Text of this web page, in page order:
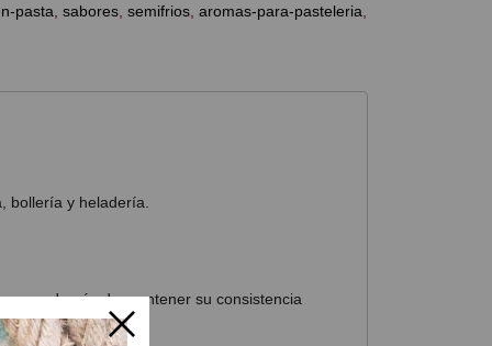
pasta sabores semifrios aromas-para-pasteleria
bollería y heladería.
además de mantener su consistencia